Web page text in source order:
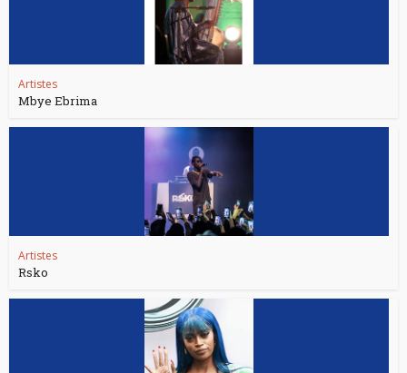
Artistes
Mbye Ebrima
Artistes
Rsko